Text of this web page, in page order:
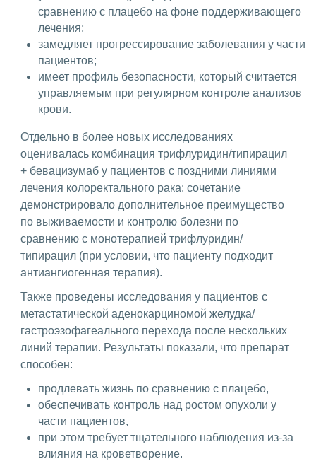
сравнению с плацебо на фоне поддерживающего
лечения;
замедляет прогрессирование заболевания у части
пациентов;
имеет профиль безопасности, который считается
управляемым при регулярном контроле анализов
крови.
Отдельно в более новых исследованиях
оценивалась комбинация трифлуридин/типирацил
+ бевацизумаб у пациентов с поздними линиями
лечения колоректального рака: сочетание
демонстрировало дополнительное преимущество
по выживаемости и контролю болезни по
сравнению с монотерапией трифлуридин/
типирацил (при условии, что пациенту подходит
антиангиогенная терапия).
Также проведены исследования у пациентов с
метастатической аденокарциномой желудка/
гастроэзофагеального перехода после нескольких
линий терапии. Результаты показали, что препарат
способен:
продлевать жизнь по сравнению с плацебо,
обеспечивать контроль над ростом опухоли у
части пациентов,
при этом требует тщательного наблюдения из-за
влияния на кроветворение.